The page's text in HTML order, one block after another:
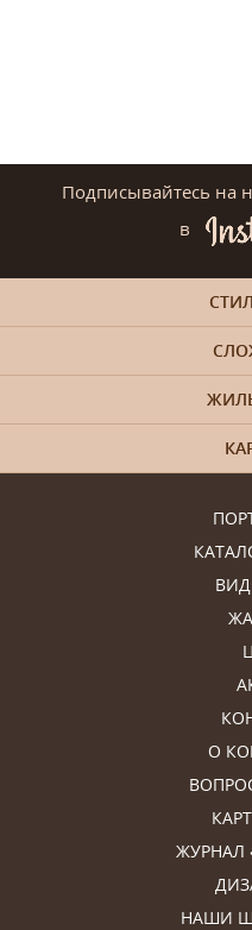
Подписывайтесь на
в
О
ЖУРНАЛ
НАШИ